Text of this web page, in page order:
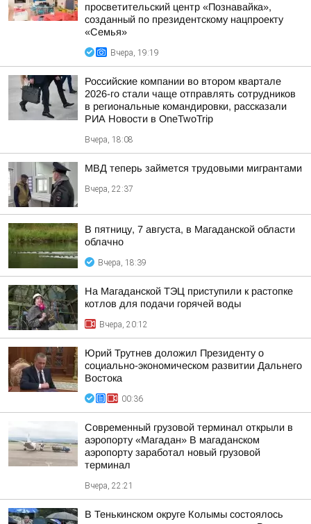
просветительский центр «Познавайка»,
созданный по президентскому нацпроекту
«Семья»
Вчера, 19:19
Российские компании во втором квартале
2026-го стали чаще отправлять сотрудников
в региональные командировки, рассказали
РИА Новости в OneTwoTrip
Вчера, 18:08
МВД теперь займется трудовыми мигрантами
Вчера, 22:37
В пятницу, 7 августа, в Магаданской области
облачно
Вчера, 18:39
На Магаданской ТЭЦ приступили к растопке
котлов для подачи горячей воды
Вчера, 20:12
Юрий Трутнев доложил Президенту о
социально-экономическом развитии Дальнего
Востока
00:36
Современный грузовой терминал открыли в
аэропорту «Магадан» В магаданском
аэропорту заработал новый грузовой
терминал
Вчера, 22:21
В Тенькинском округе Колымы состоялось